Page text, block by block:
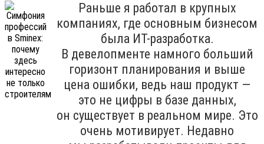
Раньше я работал в крупных
компаниях, где основным бизнесом
была ИТ-разработка.
В девелопменте намного больший
горизонт планирования и выше
цена ошибки, ведь наш продукт —
это не цифры в базе данных,
он существует в реальном мире. Это
очень мотивирует. Недавно